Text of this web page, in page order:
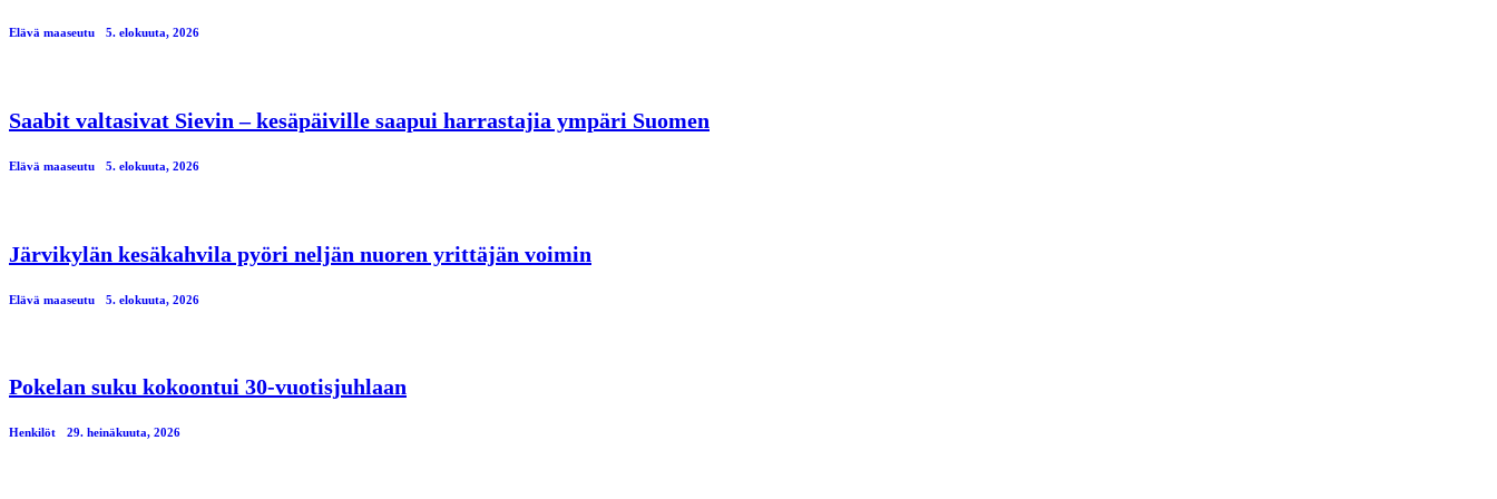
Elävä maaseutu 5. elokuuta, 2026
Saabit valtasivat Sievin – kesäpäiville saapui harrastajia ympäri Suomen
Elävä maaseutu 5. elokuuta, 2026
Järvikylän kesäkahvila pyöri neljän nuoren yrittäjän voimin
Elävä maaseutu 5. elokuuta, 2026
Pokelan suku kokoontui 30-vuotisjuhlaan
Henkilöt 29. heinäkuuta, 2026